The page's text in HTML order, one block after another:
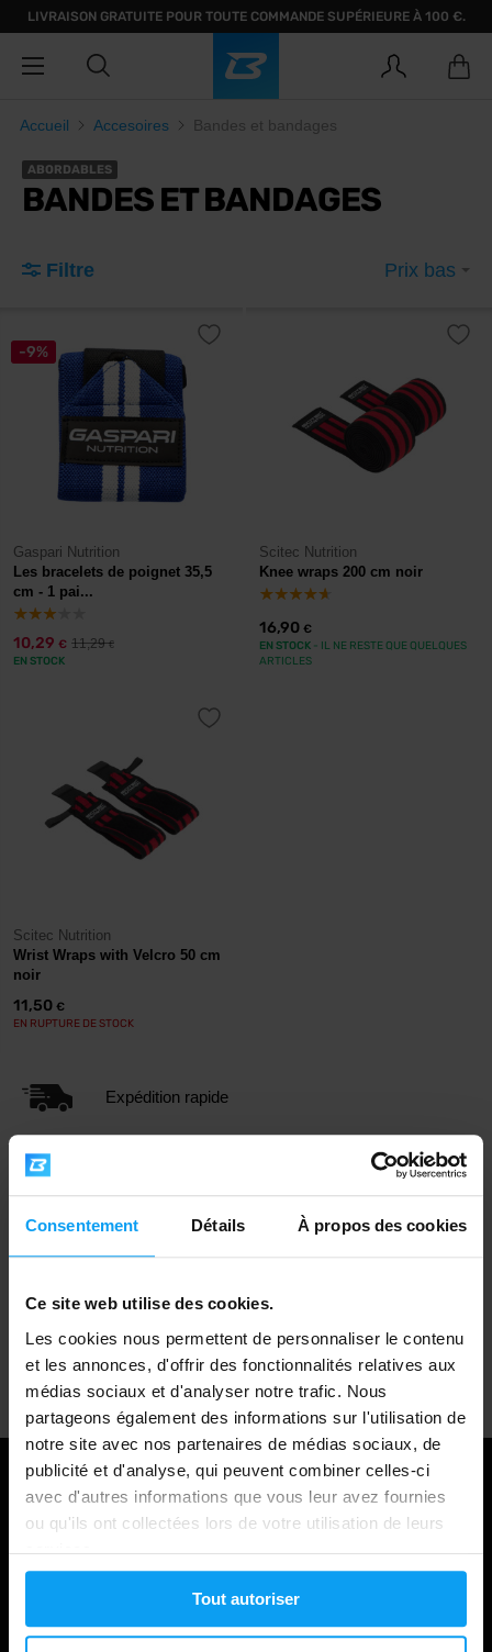
Consentement Détails À propos des cookies
Ce site web utilise des cookies.
Les cookies nous permettent de personnaliser le contenu
et les annonces, d'offrir des fonctionnalités relatives aux
médias sociaux et d'analyser notre trafic. Nous
partageons également des informations sur l'utilisation de
notre site avec nos partenaires de médias sociaux, de
publicité et d'analyse, qui peuvent combiner celles-ci
avec d'autres informations que vous leur avez fournies
ou qu'ils ont collectées lors de votre utilisation de leurs
services.
Tout autoriser
LIVRAISON GRATUITE POUR TOUTE COMMANDE SUPÉRIEURE À 100 €.
Accueil Accesoires Bandes et bandages
ABORDABLES
BANDES ET BANDAGES
Filtre Prix bas
-9%
Gaspari Nutrition
Les bracelets de poignet 35,5
cm - 1 pai...
10,29 € 11,29€
EN STOCK
Scitec Nutrition
Knee wraps 200 cm noir
16,90 €
EN STOCK - IL NE RESTE QUE QUELQUES
ARTICLES
Scitec Nutrition
Wrist Wraps with Velcro 50 cm
noir
11,50 €
EN RUPTURE DE STOCK
Expédition rapide
Support client professionnel